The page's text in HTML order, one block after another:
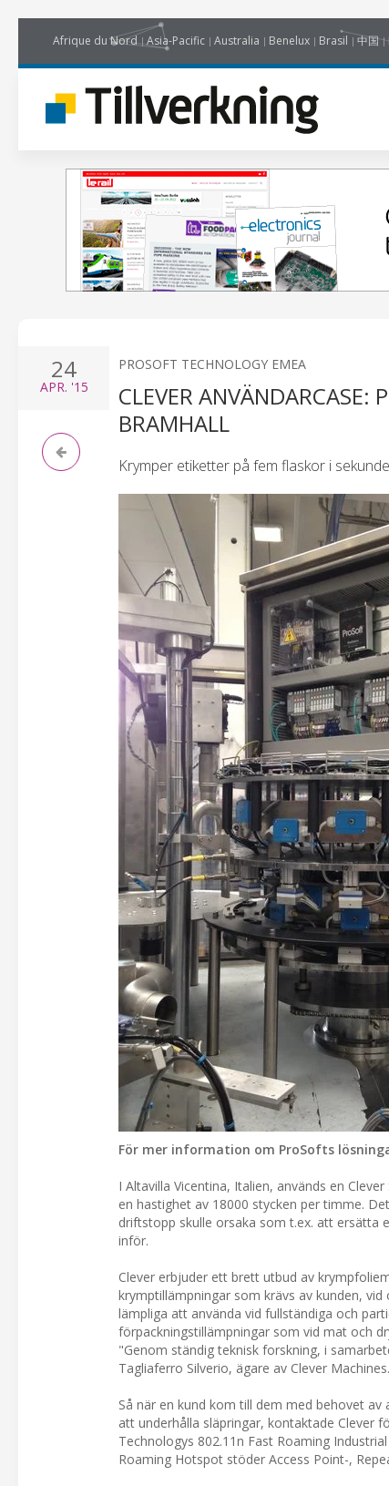
Afrique du Nord Asia-Pacific Australia Benelux Brasil 中国
24
APR. '15
PROSOFT TECHNOLOGY EMEA
CLEVER ANVÄNDARCASE:
BRAMHALL
Krymper etiketter på fem flaskor i
För mer information om ProSofts
I Altavilla Vicentina, Italien, används en
en hastighet av 18000 stycken per timme.
driftstopp skulle orsaka som t.ex. att ersätta
inför.
Clever erbjuder ett brett utbud av
krymptillämpningar som krävs av kunden,
lämpliga att använda vid fullständiga och
förpackningstillämpningar som vid mat och
"Genom ständig teknisk forskning, i
Tagliaferro Silverio, ägare av Clever Machines.
Så när en kund kom till dem med behovet
att underhålla släpringar, kontaktade Clever
Technologys 802.11n Fast Roaming
Roaming Hotspot stöder Access Point-,